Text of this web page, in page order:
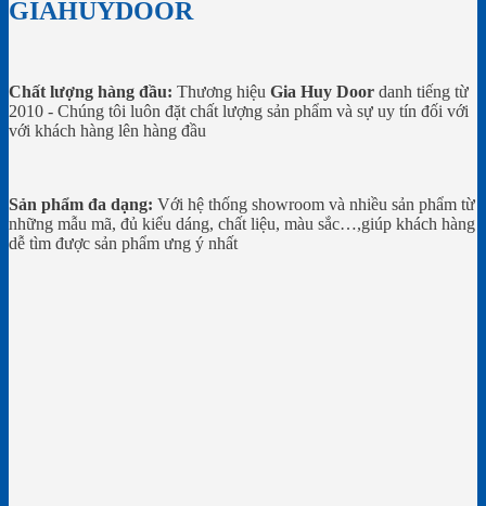
GIAHUYDOOR
Chất lượng hàng đầu: Thương hiệu Gia Huy Door danh tiếng từ
2010 - Chúng tôi luôn đặt chất lượng sản phẩm và sự uy tín đối với
với khách hàng lên hàng đầu
Sản phẩm đa dạng: Với hệ thống showroom và nhiều sản phẩm từ
những mẫu mã, đủ kiểu dáng, chất liệu, màu sắc…,giúp khách hàng
dễ tìm được sản phẩm ưng ý nhất